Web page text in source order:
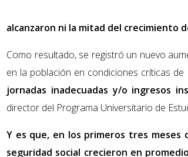
alcanzaron ni la mitad del crecimiento
Como resultado, se registró un nuevo
en la población en condiciones críticas
jornadas inadecuadas y/o ingresos
director del Programa Universitario de
Y es que, en los primeros tres meses
seguridad social crecieron en